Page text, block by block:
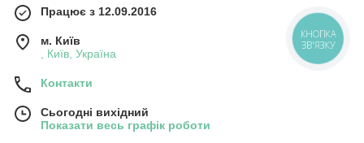
Працює з 12.09.2016
м. Київ
, Київ, Україна
Контакти
Сьогодні вихідний
Показати весь графік роботи
КНОПКА
ЗВ'ЯЗКУ